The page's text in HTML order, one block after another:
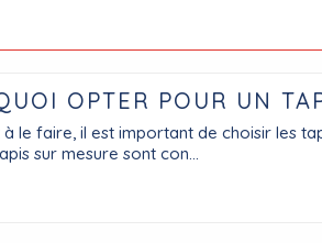
OPTER POUR UN
le faire, il est important de choisir les
sur mesure sont con...